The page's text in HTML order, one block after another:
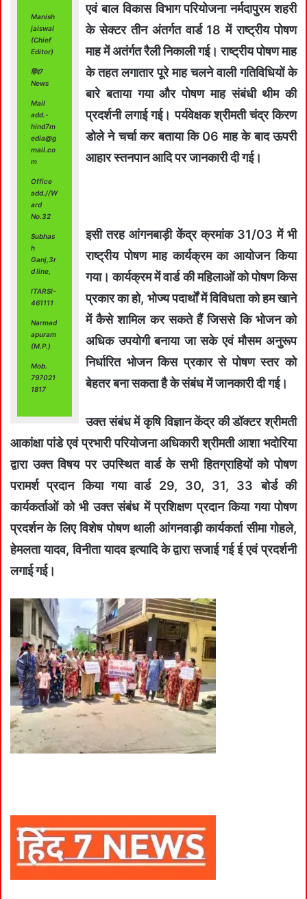
Manish
jaiswal
(Chief
Editor)
हिंद7
News
Mail
add.-
hind7m
edia@g
mail.co
m
Office
add.//W
ard
No.32
Subhas
h
Ganj,3r
d line,
ITARSI-
461111
Narmad
apuram
(M.P.)
Mob.
797021
1817
एवं बाल विकास विभाग परियोजना नर्मदापुरम शहरी
के सेक्टर तीन अंतर्गत वार्ड 18 में राष्‍ट्रीय पोषण
माह में अतंर्गत रैली निकाली गई। राष्‍ट्रीय पोषण माह
के तहत लगातार पूरे माह चलने वाली गतिविधियों के
बारे बताया गया और पोषण माह संबंधी थीम की
प्रदर्शनी लगाई गई। पर्यवेक्षक श्रीमती चंद्र किरण
डोले ने चर्चा कर बताया कि 06 माह के बाद ऊपरी
आहार स्तनपान आदि पर जानकारी दी गई।
इसी तरह आंगनबाड़ी केंद्र क्रमांक 31/03 में भी
राष्‍ट्रीय पोषण माह कार्यक्रम का आयोजन किया
गया। कार्यक्रम में वार्ड की महिलाओं को पोषण किस
प्रकार का हो, भोज्य पदार्थों में विविधता को हम खाने
में कैसे शामिल कर सकते हैं जिससे कि भोजन को
अधिक उपयोगी बनाया जा सके एवं मौसम अनुरूप
निर्धारित भोजन किस प्रकार से पोषण स्तर को
बेहतर बना सकता है के संबंध में जानकारी दी गई।
उक्त संबंध में कृषि विज्ञान केंद्र की डॉक्टर श्रीमती
आकांक्षा पांडे एवं प्रभारी परियोजना अधिकारी श्रीमती आशा भदोरिया
द्वारा उक्त विषय पर उपस्थित वार्ड के सभी हितग्राहियों को पोषण
परामर्श प्रदान किया गया वार्ड 29, 30, 31, 33 बोर्ड की
कार्यकर्ताओं को भी उक्त संबंध में प्रशिक्षण प्रदान किया गया पोषण
प्रदर्शन के लिए विशेष पोषण थाली आंगनवाड़ी कार्यकर्ता सीमा गोहले,
हेमलता यादव, विनीता यादव इत्यादि के द्वारा सजाई गई ई एवं प्रदर्शनी
लगाई गई।